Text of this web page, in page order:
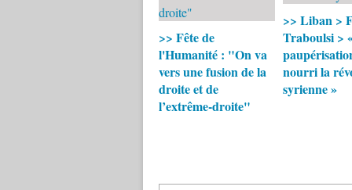
>> Fête de
l'Humanité : "On va
vers une fusion de la
droite et de
l’extrême-droite"
>> Liban >
Traboulsi >
nourri la
syrienne »